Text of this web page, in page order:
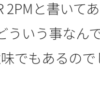
2PMと書いて
ういう事なん
でもあるの